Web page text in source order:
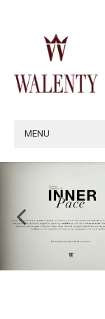
MENU